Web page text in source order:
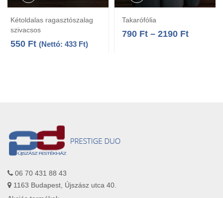
Kétoldalas ragasztószalag
szivacsos
550 Ft (Nettó: 433 Ft)
Takarófólia
790 Ft – 2190 Ft
06 70 431 88 43
1163 Budapest, Újszász utca 40.